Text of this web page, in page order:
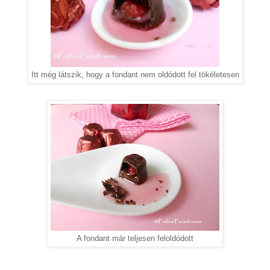
Itt még látszik, hogy a fondant nem oldódott fel tökéletesen
A fondant már teljesen feloldódott